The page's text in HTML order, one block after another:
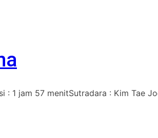
: 1 jam 57 menitSutradara : Kim Tae